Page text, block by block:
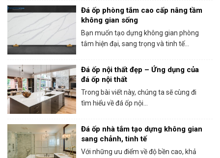
Đá ốp phòng tắm cao cấp nâng tầm
không gian sống
Bạn muốn tạo dựng không gian phòng
tắm hiện đại, sang trọng và tinh tế...
Đá ốp nội thất đẹp – Ứng dụng của
đá ốp nội thất
Trong bài viết này, chúng ta sẽ cùng đi
tìm hiểu về đá ốp nội...
Đá ốp nhà tắm tạo dựng không gian
sang chảnh, tinh tế
Với những ưu điểm về độ bền cao, khả